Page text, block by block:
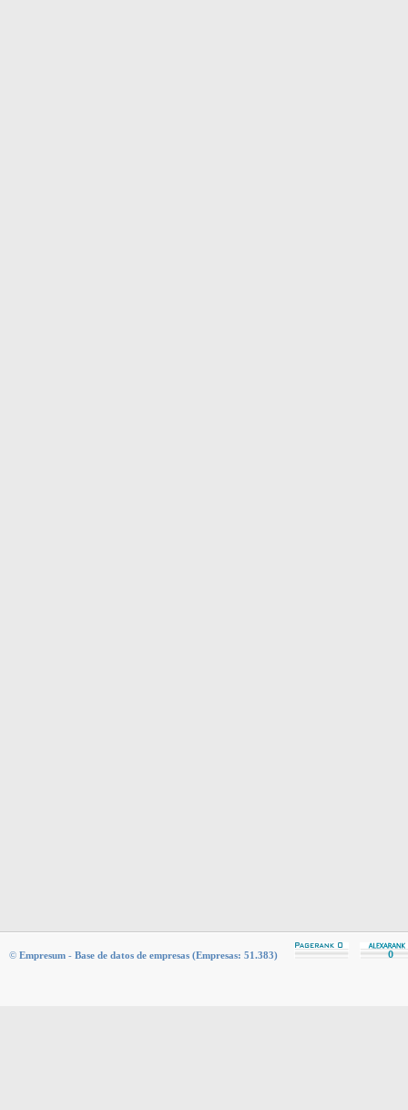
© Empresum - Base de datos de empresas (Empresas: 51.383)